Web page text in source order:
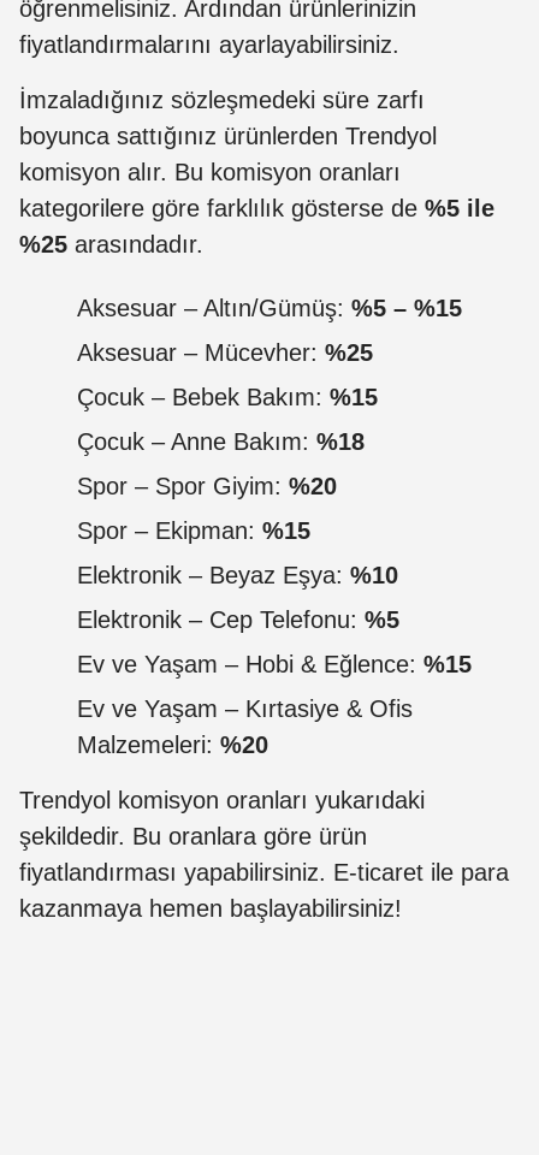
öğrenmelisiniz. Ardından ürünlerinizin
fiyatlandırmalarını ayarlayabilirsiniz.
İmzaladığınız sözleşmedeki süre zarfı
boyunca sattığınız ürünlerden Trendyol
komisyon alır. Bu komisyon oranları
kategorilere göre farklılık gösterse de %5 ile
%25 arasındadır.
Aksesuar – Altın/Gümüş: %5 – %15
Aksesuar – Mücevher: %25
Çocuk – Bebek Bakım: %15
Çocuk – Anne Bakım: %18
Spor – Spor Giyim: %20
Spor – Ekipman: %15
Elektronik – Beyaz Eşya: %10
Elektronik – Cep Telefonu: %5
Ev ve Yaşam – Hobi & Eğlence: %15
Ev ve Yaşam – Kırtasiye & Ofis
Malzemeleri: %20
Trendyol komisyon oranları yukarıdaki
şekildedir. Bu oranlara göre ürün
fiyatlandırması yapabilirsiniz. E-ticaret ile para
kazanmaya hemen başlayabilirsiniz!